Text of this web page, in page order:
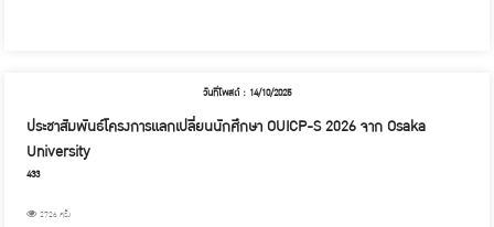
วันที่โพสต์ : 14/10/2025
ประชาสัมพันธ์โครงการแลกเปลี่ยนนักศึกษา OUICP-S 2026 จาก Osaka
University
433
2726 ครั้ง